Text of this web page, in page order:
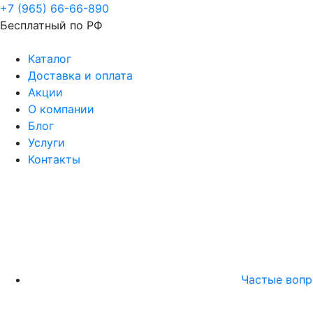
+7 (965) 66-66-890
Бесплатный по РФ
Каталог
Доставка и оплата
Акции
О компании
Блог
Услуги
Контакты
Частые